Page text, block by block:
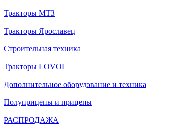
Тракторы МТЗ
Тракторы Ярославец
Строительная техника
Тракторы LOVOL
Дополнительное оборудование и техника
Полуприцепы и прицепы
РАСПРОДАЖА